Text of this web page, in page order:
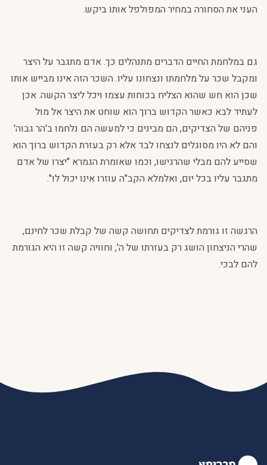
העני את הסחורה במחיר המפולפל אותו ביקש.
גם במלחמת החיים הדברים מתנהלים כך. אדם מתגבר על היצר
ומקבל שכר על מלחמתו ונצחונו עליו. השכר הזה אינו מבייש אותו
שכן הוא חש שהוא הצליח בכוחות עצמו ויכל ליצר הקשה. אכן
לעתיד לבא כאשר הקדוש ברוך הוא שוחט את היצר אל מול
פניהם של הצדיקים, הם מבינים כי למעשה הם נלחמו ב'הר גבוה'
והם לא היו מסוגלים לנצחו לבד אלא רק בעזרת הקדוש ברוך הוא
שסייע להם מבלי שהרגישו, וכמו שאומרת הגמרא "יצרו של אדם
מתגבר עליו בכל יום, ואלמלא הקב"ה עוזרו אינו יכול לו".
הרגשה זו גורמת לצדיקים תחושה קשה של קבלת שכר לחינם,
שהרי הניצחון הושג רק בעזרתו של ה', וחוויה קשה זו היא הגורמת
להם לבכי.